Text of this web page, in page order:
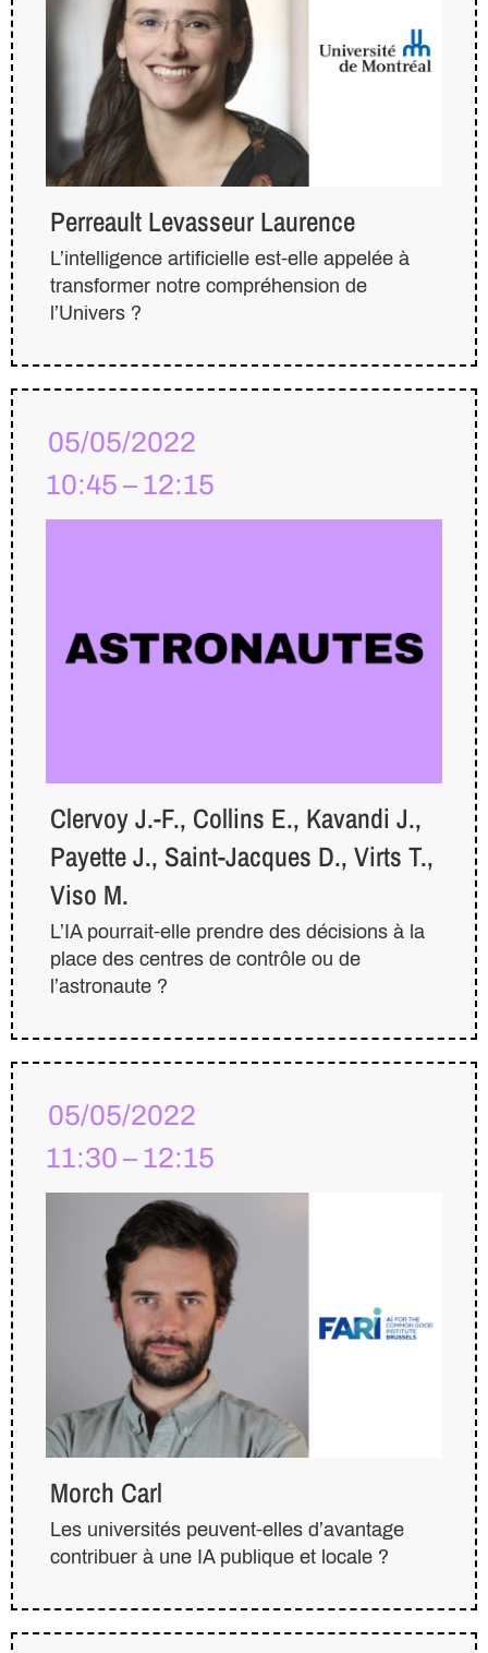
Perreault Levasseur Laurence
L’intelligence artificielle est-elle appelée à
transformer notre compréhension de
l’Univers ?
05/05/2022
10:45 – 12:15
Clervoy J.-F., Collins E., Kavandi J.,
Payette J., Saint-Jacques D., Virts T.,
Viso M.
L’IA pourrait-elle prendre des décisions à la
place des centres de contrôle ou de
l’astronaute ?
05/05/2022
11:30 – 12:15
Morch Carl
Les universités peuvent-elles d’avantage
contribuer à une IA publique et locale ?